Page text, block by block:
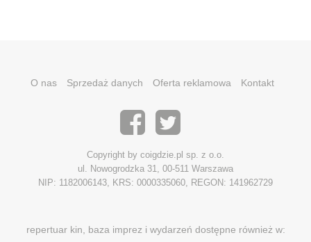
O nas Sprzedaż danych Oferta reklamowa Kontakt
Copyright by coigdzie.pl sp. z o.o.
ul. Nowogrodzka 31, 00-511 Warszawa
NIP: 1182006143, KRS: 0000335060, REGON: 141962729
repertuar kin, baza imprez i wydarzeń dostępne również w: